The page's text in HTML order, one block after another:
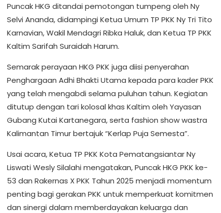
Puncak HKG ditandai pemotongan tumpeng oleh Ny
Selvi Ananda, didampingi Ketua Umum TP PKK Ny Tri Tito
Karnavian, Wakil Mendagri Ribka Haluk, dan Ketua TP PKK
Kaltim Sarifah Suraidah Harum.
Semarak perayaan HKG PKK juga diisi penyerahan
Penghargaan Adhi Bhakti Utama kepada para kader PKK
yang telah mengabdi selama puluhan tahun. Kegiatan
ditutup dengan tari kolosal khas Kaltim oleh Yayasan
Gubang Kutai Kartanegara, serta fashion show wastra
Kalimantan Timur bertajuk “Kerlap Puja Semesta”.
Usai acara, Ketua TP PKK Kota Pematangsiantar Ny
Liswati Wesly Silalahi mengatakan, Puncak HKG PKK ke-
53 dan Rakernas X PKK Tahun 2025 menjadi momentum
penting bagi gerakan PKK untuk memperkuat komitmen
dan sinergi dalam memberdayakan keluarga dan